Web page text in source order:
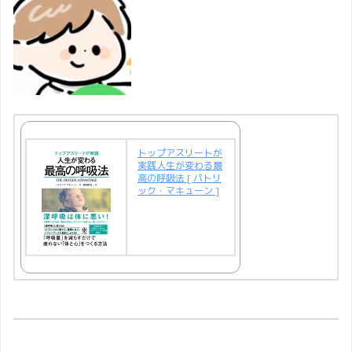
トップアスリートが
実践人生が変わる最
高の呼吸法 [ パトリ
ック・マキューン ]